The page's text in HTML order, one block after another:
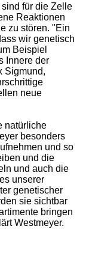
für die Zelle
Reaktionen
zu stören. "Ein
wir genetisch
Beispiel
Innere der
Sigmund,
neue
natürliche
besonders
und so
und die
und auch die
unserer
genetischer
sie sichtbar
bringen
Westmeyer.